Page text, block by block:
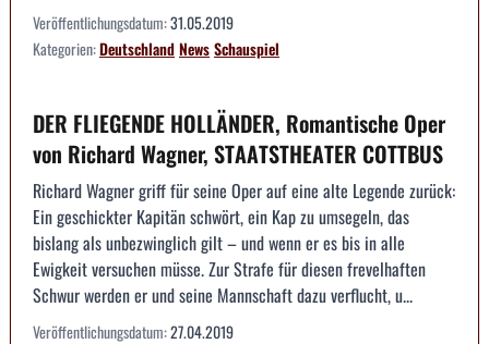
Veröffentlichungsdatum:31.05.2019
Kategorien:DeutschlandNewsSchauspiel
DER FLIEGENDE HOLLÄNDER, Romantische Oper
von Richard Wagner, STAATSTHEATER COTTBUS
Richard Wagner griff für seine Oper auf eine alte Legende zurück:
Ein geschickter Kapitän schwört, ein Kap zu umsegeln, das
bislang als unbezwinglich gilt – und wenn er es bis in alle
Ewigkeit versuchen müsse. Zur Strafe für diesen frevelhaften
Schwur werden er und seine Mannschaft dazu verflucht, u...
Veröffentlichungsdatum:27.04.2019